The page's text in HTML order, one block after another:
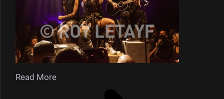
Read More